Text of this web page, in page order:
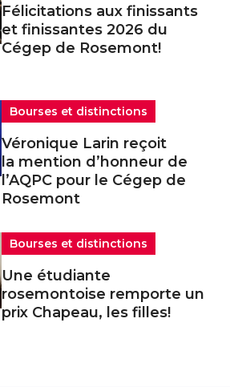
Félicitations aux finissants
et finissantes 2026 du
Cégep de Rosemont!
Bourses et distinctions
Véronique Larin reçoit
la mention d’honneur de
l’AQPC pour le Cégep de
Rosemont
Bourses et distinctions
Une étudiante
rosemontoise remporte un
prix Chapeau, les filles!